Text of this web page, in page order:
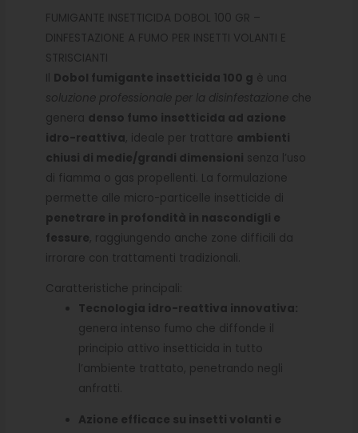
FUMIGANTE INSETTICIDA DOBOL 100 GR –
DINFESTAZIONE A FUMO PER INSETTI VOLANTI E
STRISCIANTI
Il Dobol fumigante insetticida 100 g è una
soluzione professionale per la disinfestazione che
genera denso fumo insetticida ad azione
idro-reattiva, ideale per trattare ambienti
chiusi di medie/grandi dimensioni senza l’uso
di fiamma o gas propellenti. La formulazione
permette alle micro-particelle insetticide di
penetrare in profondità in nascondigli e
fessure, raggiungendo anche zone difficili da
irrorare con trattamenti tradizionali.
Caratteristiche principali:
Tecnologia idro-reattiva innovativa:
genera intenso fumo che diffonde il
principio attivo insetticida in tutto
l’ambiente trattato, penetrando negli
anfratti.
Azione efficace su insetti volanti e